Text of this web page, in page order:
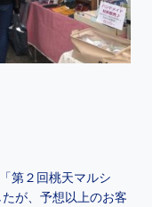
第２回桃天マルシ
が、予想以上のお客